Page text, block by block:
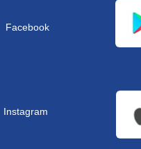
Facebook
Instagram